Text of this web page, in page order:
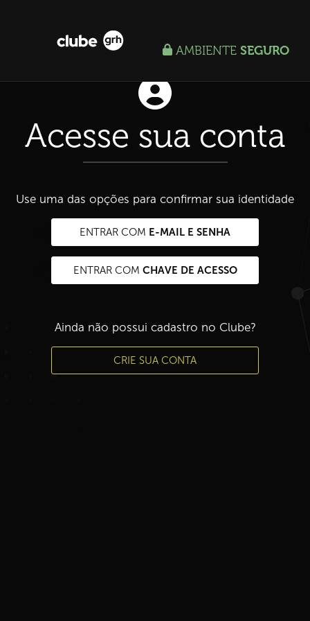
AMBIENTE SEGURO
Acesse sua conta
Use uma das opções para confirmar sua identidade
ENTRAR COM E-MAIL E SENHA
ENTRAR COM CHAVE DE ACESSO
Ainda não possui cadastro no Clube?
CRIE SUA CONTA